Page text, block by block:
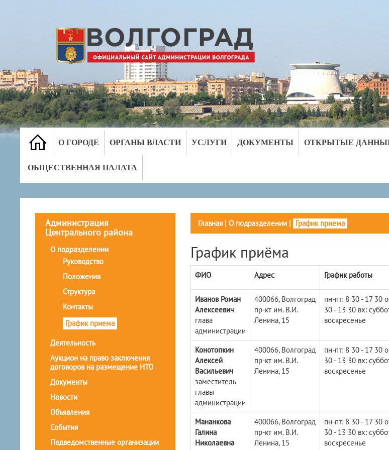
О ГОРОДЕ ОРГАНЫ ВЛАСТИ УСЛУГИ ДОКУМЕНТЫ ОТКРЫТЫЕ
ОБЩЕСТВЕННАЯ ПАЛАТА
Администрация
Центрального района
О подразделении
Руководство
Положения
Структура
Контакты
График приема
Деятельность
Аукцион на право заключения
договоров на размещение НТО
Документы
Новости
Объявления
События
Подведомственные организации
Главная| О подразделении| График приема
График приёма
ФИО Адрес График работы
Иванов Роман
Алексеевич
глава
администрации
400066, Волгоград
пр-кт им. В.И.
Ленина, 15
пн-пт: 8 30 - 17 30
30 - 13 30 вх:
воскресенье
Конотопкин
Алексей
Васильевич
заместитель
главы
администрации
400066, Волгоград
пр-кт им. В.И.
Ленина, 15
пн-пт: 8 30 - 17 30
30 - 13 30 вх:
воскресенье
Мананкова
Галина
Николаевна
400066, Волгоград
пр-кт им. В.И.
Ленина, 15
пн-пт: 8 30 - 17 30
30 - 13 30 вх:
воскресенье